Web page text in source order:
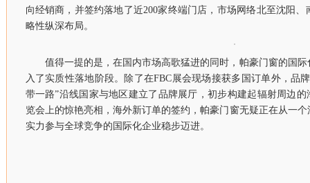
向经销商，并签约落地了近200家终端门店，市场网络北至沈阳
略性纵深布局。
值得一提的是，在国内市场高歌猛进的同时，帕豪门窗的国
入了实质性落地阶段。除了在FBC展会现场接获多国订单外，品
带一路”沿线国家与地区建立了品牌展厅，初步构建起辐射周边
览会上的惊艳亮相，海外新订单的签约，帕豪门窗无疑正在从一
实力参与全球竞争的国际化企业稳步迈进。